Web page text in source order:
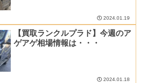
2024.01.19
【買取ランクルプラド】今週のア
ゲアゲ相場情報は・・・
2024.01.18